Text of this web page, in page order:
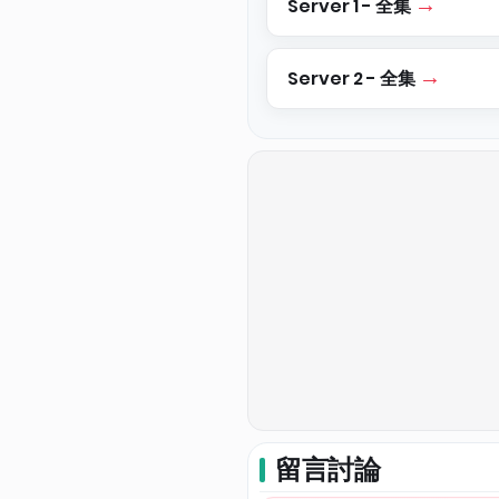
Server 1 - 全集
Server 2 - 全集
留言討論